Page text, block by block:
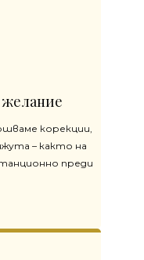
корекции,
– както на
преди